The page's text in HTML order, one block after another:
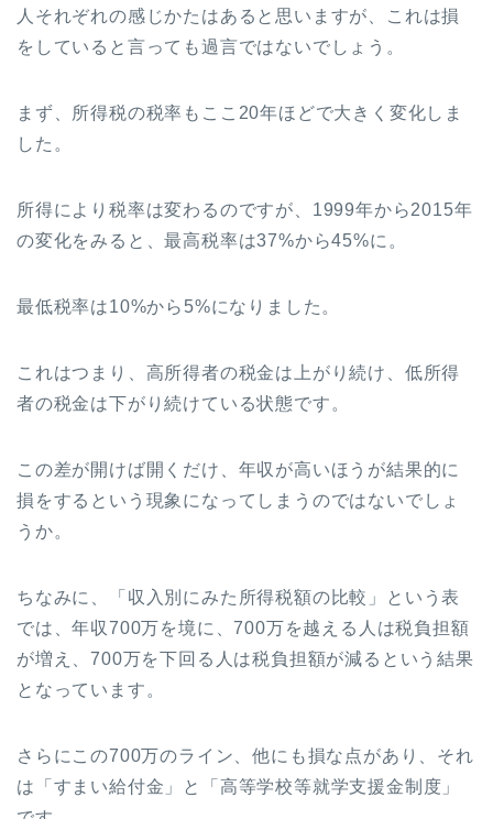
人それぞれの感じかたはあると思いますが、これは損
をしていると言っても過言ではないでしょう。
まず、所得税の税率もここ20年ほどで大きく変化しま
した。
所得により税率は変わるのですが、1999年から2015年
の変化をみると、最高税率は37%から45%に。
最低税率は10%から5%になりました。
これはつまり、高所得者の税金は上がり続け、低所得
者の税金は下がり続けている状態です。
この差が開けば開くだけ、年収が高いほうが結果的に
損をするという現象になってしまうのではないでしょ
うか。
ちなみに、「収入別にみた所得税額の比較」という表
では、年収700万を境に、700万を越える人は税負担額
が増え、700万を下回る人は税負担額が減るという結果
となっています。
さらにこの700万のライン、他にも損な点があり、それ
は「すまい給付金」と「高等学校等就学支援金制度」